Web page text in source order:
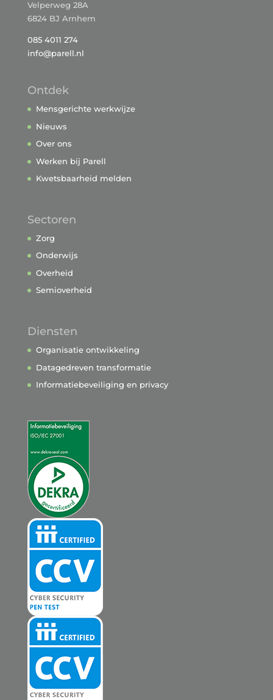
Velperweg 28A
6824 BJ Arnhem
085 4011 274
info@parell.nl
Ontdek
Mensgerichte werkwijze
Nieuws
Over ons
Werken bij Parell
Kwetsbaarheid melden
Sectoren
Zorg
Onderwijs
Overheid
Semioverheid
Diensten
Organisatie ontwikkeling
Datagedreven transformatie
Informatiebeveiliging en privacy